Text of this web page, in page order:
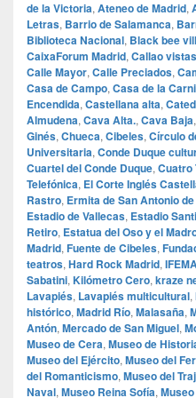
de la Victoria, Ateneo de Madrid,
Letras, Barrio de Salamanca,
Biblioteca Nacional, Black bee
CaixaForum Madrid, Callao vistas
Calle Mayor, Calle Preciados,
Casa de Campo, Casa de la
Encendida, Castellana alta,
Almudena, Cava Alta., Cava Baja,
Ginés, Chueca, Cibeles, Círculo
Universitaria, Conde Duque
Cuartel del Conde Duque, Cuatro
Telefónica, El Corte Inglés
Rastro, Ermita de San Antonio
Estadio de Vallecas, Estadio
Retiro, Estatua del Oso y el
Madrid, Fuente de Cibeles,
teatros, Hard Rock Madrid,
Sabatini, Kilómetro Cero, kraze
Lavapiés, Lavapiés multicultural,
histórico, Madrid Río, Malasaña,
Antón, Mercado de San Miguel,
Museo de Cera, Museo de
Museo del Ejército, Museo del
del Romanticismo, Museo del
Naval, Museo Reina Sofía,